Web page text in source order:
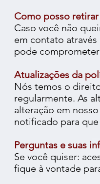
Como posso
Caso você não
em contato
pode
Atualizações da
Nós temos o
regularmente. As
alteração em
notificado para
Perguntas e suas
Se você quiser:
fique à vontade